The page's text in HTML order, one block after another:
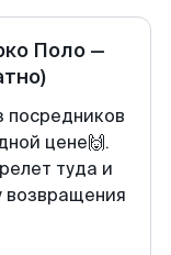
Поло—
посредников
цене🙌.
туда и
возвращения